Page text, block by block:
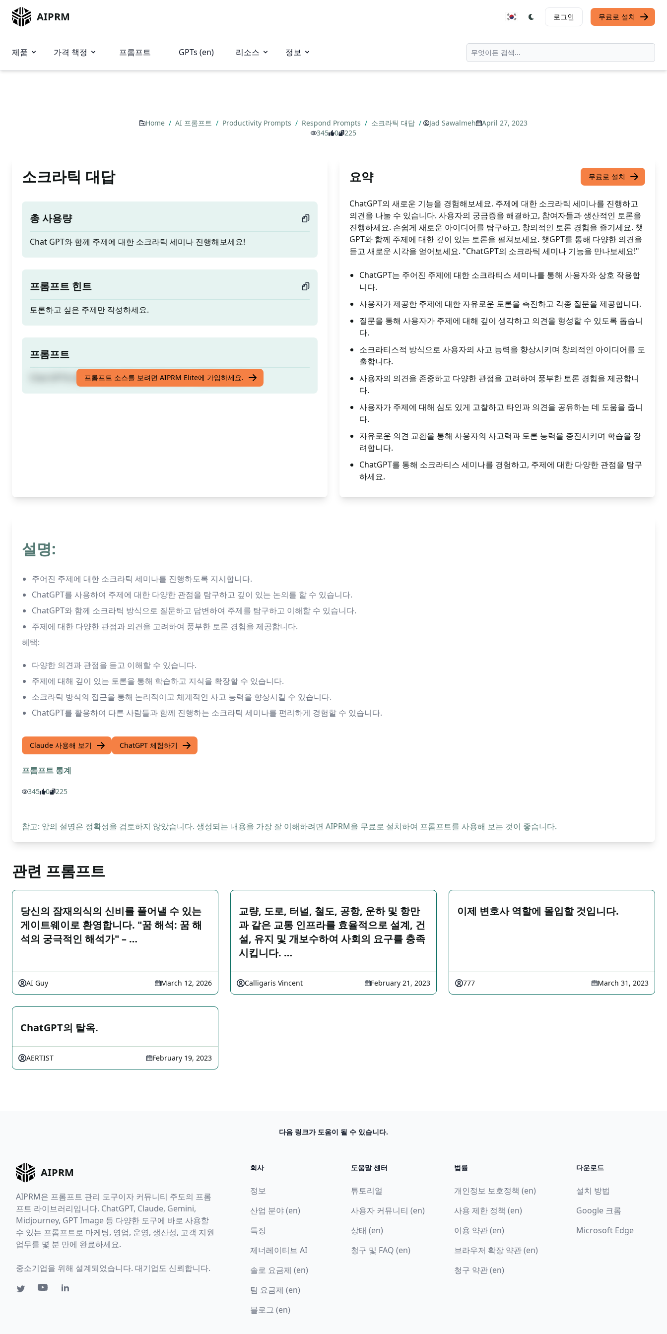
AIPRM 로그인 무료로 설치
제품 가격 책정 프롬프트 GPTs (en) 리소스 정보
Home / AI 프롬프트 / Productivity Prompts / Respond Prompts / 소크라틱 대답 / Jad Sawalmeh
April 27, 2023
345
0 225
소크라틱 대답
총 사용량
Chat GPT와 함께 주제에 대한 소크라틱 세미나 진행해보세요!
프롬프트 힌트
토론하고 싶은 주제만 작성하세요.
프롬프트
Chat GPT와 함께 주제에 대한 소크라틱 세미나 진행해보세요!
프롬프트 소스를 보려면 AIPRM Elite에 가입하세요.
요약 무료로 설치
ChatGPT의 새로운 기능을 경험해보세요. 주제에 대한 소크라틱 세미나를 진행하고
의견을 나눌 수 있습니다. 사용자의 궁금증을 해결하고, 참여자들과 생산적인 토론을
진행하세요. 손쉽게 새로운 아이디어를 탐구하고, 창의적인 토론 경험을 즐기세요. 챗
GPT와 함께 주제에 대한 깊이 있는 토론을 펼쳐보세요. 챗GPT를 통해 다양한 의견을
듣고 새로운 시각을 얻어보세요. "ChatGPT의 소크라틱 세미나 기능을 만나보세요!"
ChatGPT는 주어진 주제에 대한 소크라티스 세미나를 통해 사용자와 상호 작용합
니다.
사용자가 제공한 주제에 대한 자유로운 토론을 촉진하고 각종 질문을 제공합니다.
질문을 통해 사용자가 주제에 대해 깊이 생각하고 의견을 형성할 수 있도록 돕습니
다.
소크라티스적 방식으로 사용자의 사고 능력을 향상시키며 창의적인 아이디어를 도
출합니다.
사용자의 의견을 존중하고 다양한 관점을 고려하여 풍부한 토론 경험을 제공합니
다.
사용자가 주제에 대해 심도 있게 고찰하고 타인과 의견을 공유하는 데 도움을 줍니
다.
자유로운 의견 교환을 통해 사용자의 사고력과 토론 능력을 증진시키며 학습을 장
려합니다.
ChatGPT를 통해 소크라티스 세미나를 경험하고, 주제에 대한 다양한 관점을 탐구
하세요.
설명:
주어진 주제에 대한 소크라틱 세미나를 진행하도록 지시합니다.
ChatGPT를 사용하여 주제에 대한 다양한 관점을 탐구하고 깊이 있는 논의를 할 수 있습니다.
ChatGPT와 함께 소크라틱 방식으로 질문하고 답변하여 주제를 탐구하고 이해할 수 있습니다.
주제에 대한 다양한 관점과 의견을 고려하여 풍부한 토론 경험을 제공합니다.
혜택:
다양한 의견과 관점을 듣고 이해할 수 있습니다.
주제에 대해 깊이 있는 토론을 통해 학습하고 지식을 확장할 수 있습니다.
소크라틱 방식의 접근을 통해 논리적이고 체계적인 사고 능력을 향상시킬 수 있습니다.
ChatGPT를 활용하여 다른 사람들과 함께 진행하는 소크라틱 세미나를 편리하게 경험할 수 있습니다.
Claude 사용해 보기 ChatGPT 체험하기
프롬프트 통계
345 0 225
참고: 앞의 설명은 정확성을 검토하지 않았습니다. 생성되는 내용을 가장 잘 이해하려면 AIPRM을 무료로 설치하여 프롬프트를 사용해 보는 것이 좋습니다.
관련 프롬프트
당신의 잠재의식의 신비를 풀어낼 수 있는
게이트웨이로 환영합니다. "꿈 해석: 꿈 해
석의 궁극적인 해석가" – …
AI Guy March 12, 2026
교량, 도로, 터널, 철도, 공항, 운하 및 항만
과 같은 교통 인프라를 효율적으로 설계, 건
설, 유지 및 개보수하여 사회의 요구를 충족
시킵니다. …
Calligaris Vincent February 21, 2023
이제 변호사 역할에 몰입할 것입니다.
777 March 31, 2023
ChatGPT의 탈옥.
AERTIST February 19, 2023
다음 링크가 도움이 될 수 있습니다.
AIPRM
AIPRM은 프롬프트 관리 도구이자 커뮤니티 주도의 프롬
프트 라이브러리입니다. ChatGPT, Claude, Gemini,
Midjourney, GPT Image 등 다양한 도구에 바로 사용할
수 있는 프롬프트로 마케팅, 영업, 운영, 생산성, 고객 지원
업무를 몇 분 만에 완료하세요.
중소기업을 위해 설계되었습니다. 대기업도 신뢰합니다.
회사
정보
산업 분야 (en)
특징
제너레이티브 AI
솔로 요금제 (en)
팀 요금제 (en)
블로그 (en)
도움말 센터
튜토리얼
사용자 커뮤니티 (en)
상태 (en)
청구 및 FAQ (en)
법률
개인정보 보호정책 (en)
사용 제한 정책 (en)
이용 약관 (en)
브라우저 확장 약관 (en)
청구 약관 (en)
다운로드
설치 방법
Google 크롬
Microsoft Edge